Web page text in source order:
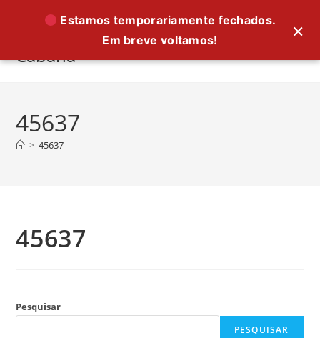
conteúdo
Cabana
45637
> 45637
45637
Pesquisar
PESQUISAR
×
Estamos temporariamente fechados.
Em breve voltamos!